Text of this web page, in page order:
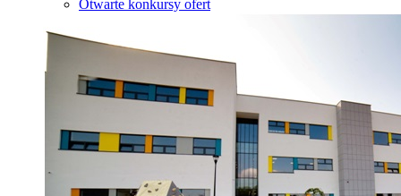
Otwarte konkursy ofert